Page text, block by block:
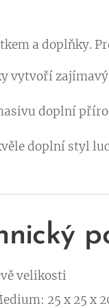
a doplňky.
vytvoří
doplní
doplní styl
velikosti
25 x 25 x